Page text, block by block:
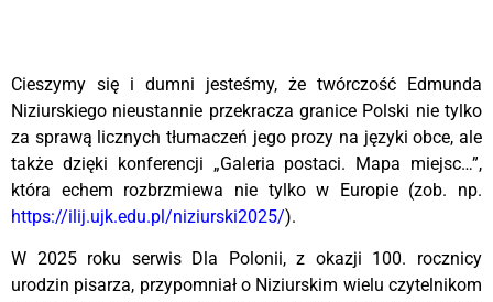
Cieszymy się i dumni jesteśmy, że twórczość Edmunda
Niziurskiego nieustannie przekracza granice Polski nie tylko
za sprawą licznych tłumaczeń jego prozy na języki obce, ale
także dzięki konferencji „Galeria postaci. Mapa miejsc…”,
która echem rozbrzmiewa nie tylko w Europie (zob. np.
https://ilij.ujk.edu.pl/niziurski2025/).
W 2025 roku serwis Dla Polonii, z okazji 100. rocznicy
urodzin pisarza, przypomniał o Niziurskim wielu czytelnikom